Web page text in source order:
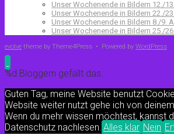
Unser Wochenende in Bildern 12./
Unser Wochenende in Bildern 22./
Unser Wochenende in Bildern 8./9.
Unser Wochenende in Bildern 25./
evolve theme by Theme4Press • Powered by WordPress
%d Bloggern gefällt das:
Guten Tag, meine Website benutzt
Website weiter nutzt gehe ich von
Wenn du mehr wissen möchtest, kannst
Datenschutz nachlesen. Alles klar Nein